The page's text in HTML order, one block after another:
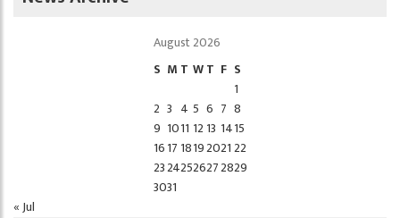
August 2026
S M T WT F S
1
2 3 4 5 6 7 8
9 1011 12 13 1415
1617 1819202122
23242526272829
3031
« Jul